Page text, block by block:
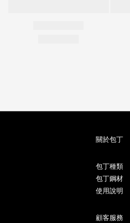
關於包丁
包丁種類
包丁鋼材
使用說明
顧客服務